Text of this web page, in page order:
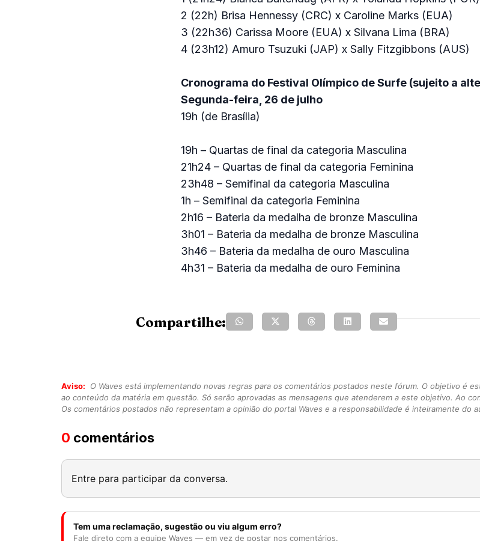
2 (22h) Brisa Hennessy (CRC) x Caroline Marks (EUA)
3 (22h36) Carissa Moore (EUA) x Silvana Lima (BRA)
4 (23h12) Amuro Tsuzuki (JAP) x Sally Fitzgibbons (AUS)
Cronograma do Festival Olímpico de Surfe (sujeito a
Segunda-feira, 26 de julho
19h (de Brasília)
19h – Quartas de final da categoria Masculina
21h24 – Quartas de final da categoria Feminina
23h48 – Semifinal da categoria Masculina
1h – Semifinal da categoria Feminina
2h16 – Bateria da medalha de bronze Masculina
3h01 – Bateria da medalha de bronze Masculina
3h46 – Bateria da medalha de ouro Masculina
4h31 – Bateria da medalha de ouro Feminina
Compartilhe:
Aviso:
O Waves está implementando novas regras para os comentários postados neste fórum. O objetivo é
ao conteúdo da matéria em questão. Só serão aprovadas as mensagens que atenderem a este objetivo. Ao
Os comentários postados não representam a opinião do portal Waves e a responsabilidade é inteiramente do
0 comentários
Entre para participar da conversa.
Tem uma reclamação, sugestão ou viu algum erro?
Fale direto com a equipe Waves — em vez de postar nos comentários.